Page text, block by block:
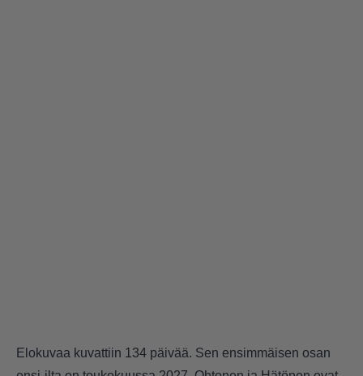
Elokuvaa kuvattiin 134 päivää. Sen ensimmäisen osan